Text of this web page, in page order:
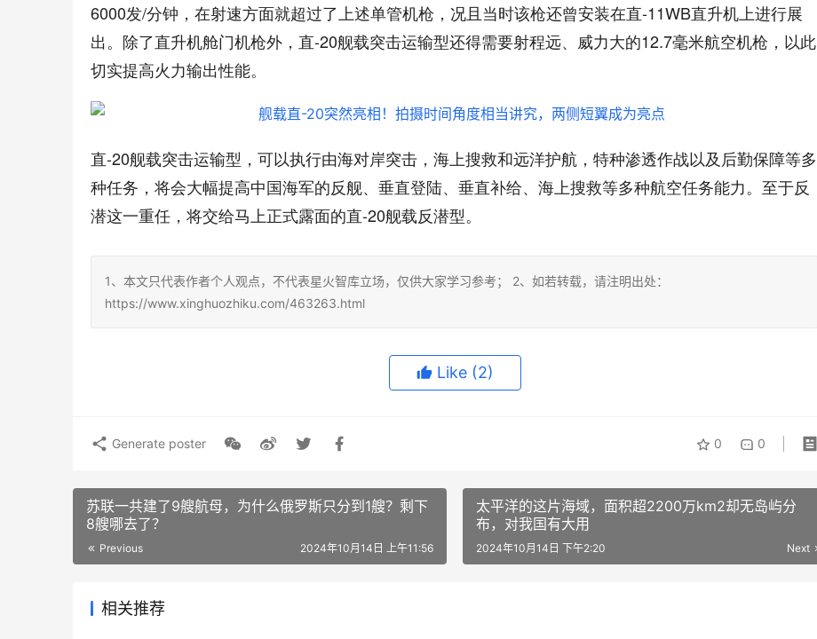
6000发/分钟，在射速方面就超过了上述单管机枪，况且当时该枪还曾安装在直-11WB直升机上进行展
出。除了直升机舱门机枪外，直-20舰载突击运输型还得需要射程远、威力大的12.7毫米航空机枪，以此
切实提高火力输出性能。
直-20舰载突击运输型，可以执行由海对岸突击，海上搜救和远洋护航，特种渗透作战以及后勤保障等多
种任务，将会大幅提高中国海军的反舰、垂直登陆、垂直补给、海上搜救等多种航空任务能力。至于反
潜这一重任，将交给马上正式露面的直-20舰载反潜型。
1、本文只代表作者个人观点，不代表星火智库立场，仅供大家学习参考； 2、如若转载，请注明出处：
https://www.xinghuozhiku.com/463263.html
Like (2)
0 0
Generate poster
苏联一共建了9艘航母，为什么俄罗斯只分到1艘？剩下
8艘哪去了？
Previous 2024年10月14日 上午11:56
太平洋的这片海域，面积超2200万km2却无岛屿分
布，对我国有大用
Next
2024年10月14日 下午2:20
相关推荐